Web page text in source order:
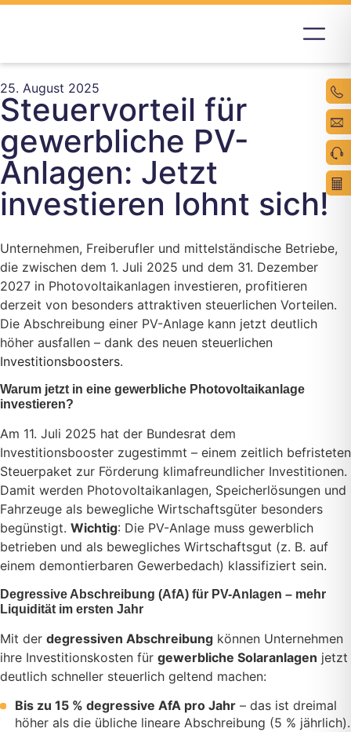
25. August 2025
Steuervorteil für
gewerbliche PV-
Anlagen: Jetzt
investieren lohnt sich!
Unternehmen, Freiberufler und mittelständische Betriebe,
die zwischen dem 1. Juli 2025 und dem 31. Dezember
2027 in Photovoltaikanlagen investieren, profitieren
derzeit von besonders attraktiven steuerlichen Vorteilen.
Die Abschreibung einer PV-Anlage kann jetzt deutlich
höher ausfallen – dank des neuen steuerlichen
Investitionsboosters.
Warum jetzt in eine gewerbliche Photovoltaikanlage
investieren?
Am 11. Juli 2025 hat der Bundesrat dem
Investitionsbooster zugestimmt – einem zeitlich befristeten
Steuerpaket zur Förderung klimafreundlicher Investitionen.
Damit werden Photovoltaikanlagen, Speicherlösungen und
Fahrzeuge als bewegliche Wirtschaftsgüter besonders
begünstigt. Wichtig: Die PV-Anlage muss gewerblich
betrieben und als bewegliches Wirtschaftsgut (z. B. auf
einem demontierbaren Gewerbedach) klassifiziert sein.
Degressive Abschreibung (AfA) für PV-Anlagen – mehr
Liquidität im ersten Jahr
Mit der degressiven Abschreibung können Unternehmen
ihre Investitionskosten für gewerbliche Solaranlagen jetzt
deutlich schneller steuerlich geltend machen:
Bis zu 15 % degressive AfA pro Jahr – das ist dreimal
höher als die übliche lineare Abschreibung (5 % jährlich).